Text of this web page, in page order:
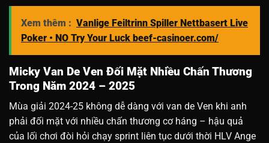
Xem thêm : Vanlige Feiltrinn Spiller Nettbasert Live
Poker • NO Try Your Luck beef-casinoer.com/
Micky Van De Ven Đối Mặt Nhiều Chấn Thương
Trong Năm 2024 – 2025
Mùa giải 2024-25 không dễ dàng với van de Ven khi anh
phải đối mặt với nhiều chấn thương cơ háng – hậu quả
của lối chơi đòi hỏi chạy sprint liên tục dưới thời HLV Ange